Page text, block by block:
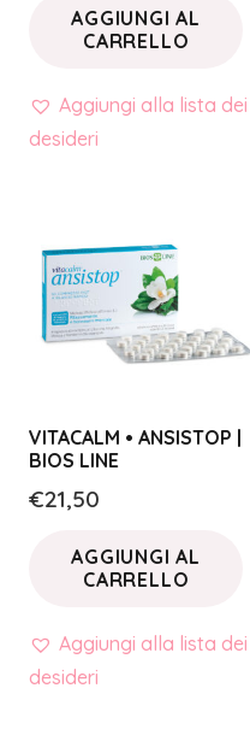
AGGIUNGI AL
CARRELLO
Aggiungi alla lista dei
desideri
VITACALM • ANSISTOP |
BIOS LINE
€21,50
AGGIUNGI AL
CARRELLO
Aggiungi alla lista dei
desideri